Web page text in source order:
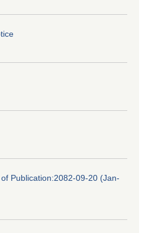
Publication:2082-09-20 (Jan-